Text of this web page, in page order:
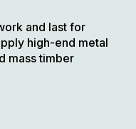
and last for
high-end metal
mass timber